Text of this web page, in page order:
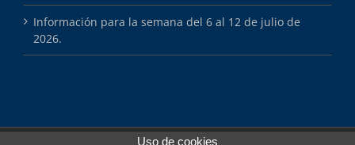
Información para la semana del 6 al 12 de julio de
2026.
Uso de cookies